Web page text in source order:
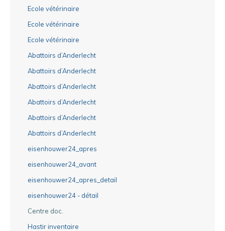
Ecole vétérinaire
Ecole vétérinaire
Ecole vétérinaire
Abattoirs d’Anderlecht
Abattoirs d’Anderlecht
Abattoirs d’Anderlecht
Abattoirs d’Anderlecht
Abattoirs d’Anderlecht
Abattoirs d’Anderlecht
eisenhouwer24_apres
eisenhouwer24_avant
eisenhouwer24_apres_detail
eisenhouwer24 - détail
Centre doc.
Hastir inventaire